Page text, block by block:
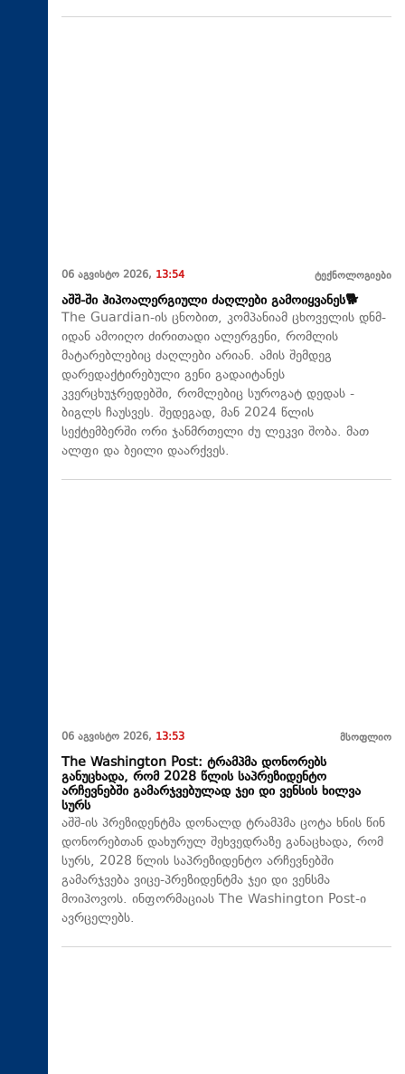
06 აგვისტო 2026, 13:54 ტექნოლოგიები
აშშ-ში ჰიპოალერგიული ძაღლები გამოიყვანეს🐕
The Guardian-ის ცნობით, კომპანიამ ცხოველის დნმ-
იდან ამოიღო ძირითადი ალერგენი, რომლის
მატარებლებიც ძაღლები არიან. ამის შემდეგ
დარედაქტირებული გენი გადაიტანეს
კვერცხუჯრედებში, რომლებიც სუროგატ დედას -
ბიგლს ჩაუსვეს. შედეგად, მან 2024 წლის
სექტემბერში ორი ჯანმრთელი ძუ ლეკვი შობა. მათ
ალფი და ბეილი დაარქვეს.
06 აგვისტო 2026, 13:53 მსოფლიო
The Washington Post: ტრამპმა დონორებს
განუცხადა, რომ 2028 წლის საპრეზიდენტო
არჩევნებში გამარჯვებულად ჯეი დი ვენსის ხილვა
სურს
აშშ-ის პრეზიდენტმა დონალდ ტრამპმა ცოტა ხნის წინ
დონორებთან დახურულ შეხვედრაზე განაცხადა, რომ
სურს, 2028 წლის საპრეზიდენტო არჩევნებში
გამარჯვება ვიცე-პრეზიდენტმა ჯეი დი ვენსმა
მოიპოვოს. ინფორმაციას The Washington Post-ი
ავრცელებს.